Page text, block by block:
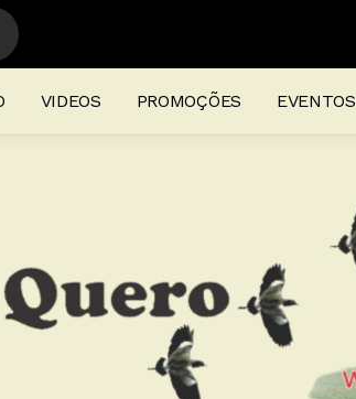
VIDEOS PROMOÇÕES EVENTOS